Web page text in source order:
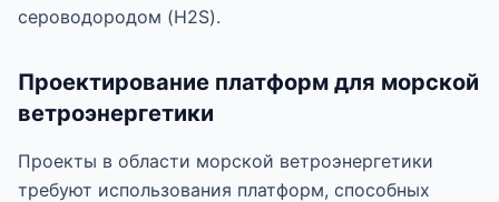
сероводородом (H2S).
Проектирование платформ для морской
ветроэнергетики
Проекты в области морской ветроэнергетики
требуют использования платформ, способных